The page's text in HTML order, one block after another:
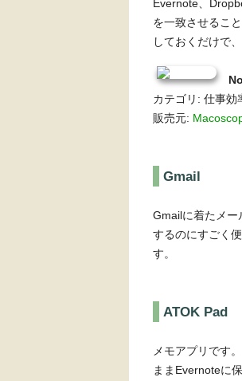
Evernote、
を一致させるこ
しておくだけで
カテゴリ: 仕事効
販売元:
Gmail
Gmailに着たメー
するのにすごく
す。
ATOK Pad
メモアプリです
ままEvernoteに